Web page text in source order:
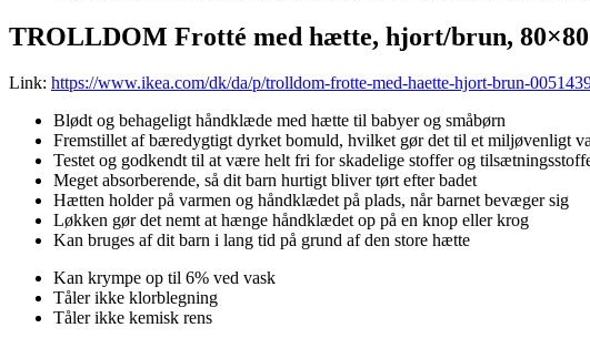
TROLLDOM Frotté med hætte, hjort/brun,
Link: https://www.ikea.com/dk/da/p/trolldom-frotte-med-haette-hjort-brun-
Blødt og behageligt håndklæde med hætte til babyer og småbørn
Fremstillet af bæredygtigt dyrket bomuld, hvilket gør det til et miljøvenligt
Testet og godkendt til at være helt fri for skadelige stoffer og
Meget absorberende, så dit barn hurtigt bliver tørt efter badet
Hætten holder på varmen og håndklædet på plads, når barnet bevæger sig
Løkken gør det nemt at hænge håndklædet op på en knop eller krog
Kan bruges af dit barn i lang tid på grund af den store hætte
Kan krympe op til 6% ved vask
Tåler ikke klorblegning
Tåler ikke kemisk rens